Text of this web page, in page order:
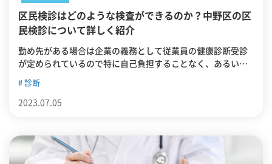
区民検診はどのような検査ができるのか？中野区の区
民検診について詳しく紹介
勤め先がある場合は企業の義務として従業員の健康診断受診
が定められているので特に自己負担することなく、あるいは
であると受けようとしても基本的にはその費用を自分で賄わ
なければなりません。そんな時に有効利用するべきなのは各
紹介していきます。
診断
2023.07.05